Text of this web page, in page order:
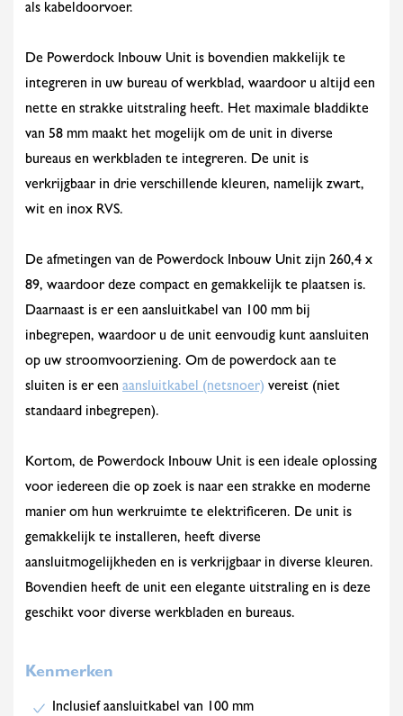
als kabeldoorvoer.
De Powerdock Inbouw Unit is bovendien makkelijk te
integreren in uw bureau of werkblad, waardoor u altijd een
nette en strakke uitstraling heeft. Het maximale bladdikte
van 58 mm maakt het mogelijk om de unit in diverse
bureaus en werkbladen te integreren. De unit is
verkrijgbaar in drie verschillende kleuren, namelijk zwart,
wit en inox RVS.
De afmetingen van de Powerdock Inbouw Unit zijn 260,4 x
89, waardoor deze compact en gemakkelijk te plaatsen is.
Daarnaast is er een aansluitkabel van 100 mm bij
inbegrepen, waardoor u de unit eenvoudig kunt aansluiten
op uw stroomvoorziening. Om de powerdock aan te
sluiten is er een aansluitkabel (netsnoer) vereist (niet
standaard inbegrepen).
Kortom, de Powerdock Inbouw Unit is een ideale oplossing
voor iedereen die op zoek is naar een strakke en moderne
manier om hun werkruimte te elektrificeren. De unit is
gemakkelijk te installeren, heeft diverse
aansluitmogelijkheden en is verkrijgbaar in diverse kleuren.
Bovendien heeft de unit een elegante uitstraling en is deze
geschikt voor diverse werkbladen en bureaus.
Kenmerken
Inclusief aansluitkabel van 100 mm